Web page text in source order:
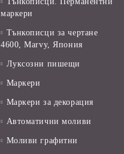
маркери
Тънкописци за чертане
4600, Marvy, Япония
Луксозни пишещи
Маркери
Маркери за декорация
Автоматични моливи
Моливи графитни